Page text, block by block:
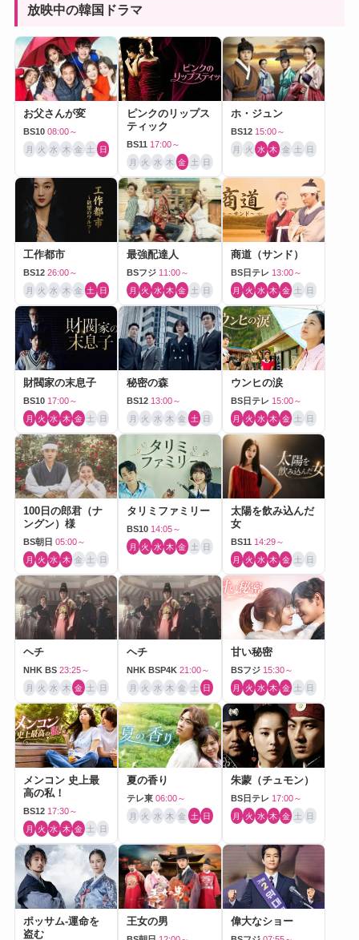
放映中の韓国ドラマ
お父さんが変
BS10 08:00～
月 火 水 木 金 土 日
ピンクのリップス
ティック
BS11 17:00～
月 火 水 木 金 土 日
ホ・ジュン
BS12 15:00～
月 火 水 木 金 土 日
工作都市
BS12 26:00～
月 火 水 木 金 土 日
最強配達人
BSフジ 11:00～
月 火 水 木 金 土 日
商道（サンド）
BS日テレ 13:00～
月 火 水 木 金 土 日
財閥家の末息子
BS10 17:00～
月 火 水 木 金 土 日
秘密の森
BS12 13:00～
月 火 水 木 金 土 日
ウンヒの涙
BS日テレ 15:00～
月 火 水 木 金 土 日
100日の郎君（ナ
ングン）様
BS朝日 05:00～
月 火 水 木 金 土 日
タリミファミリー
BS10 14:05～
月 火 水 木 金 土 日
太陽を飲み込んだ
女
BS11 14:29～
月 火 水 木 金 土 日
ヘチ
NHK BS 23:25～
月 火 水 木 金 土 日
ヘチ
NHK BSP4K 21:00～
月 火 水 木 金 土 日
甘い秘密
BSフジ 15:30～
月 火 水 木 金 土 日
メンコン 史上最
高の私！
BS12 17:30～
月 火 水 木 金 土 日
夏の香り
テレ東 06:00～
月 火 水 木 金 土 日
朱蒙（チュモン）
BS日テレ 17:00～
月 火 水 木 金 土 日
ポッサム-運命を
盗む
王女の男 偉大なショー